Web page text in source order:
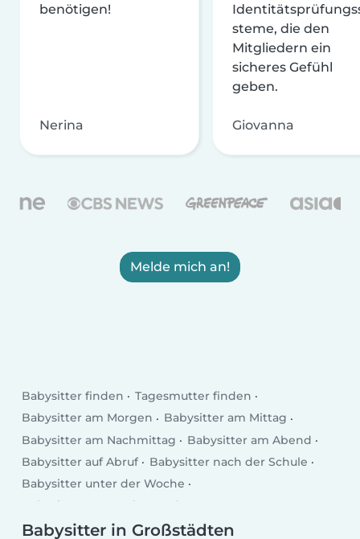
benötigen!
Nerina
steme, die den
Mitgliedern ein
sicheres Gefühl
geben.
Giovanna
Melde mich an!
Babysitter finden
Tagesmutter finden
Babysitter am Morgen
Babysitter am Mittag
Babysitter am Nachmittag
Babysitter am Abend
Babysitter auf Abruf
Babysitter nach der Schule
Babysitter unter der Woche
Babysitter am Wochenende
Babysitter in Großstädten